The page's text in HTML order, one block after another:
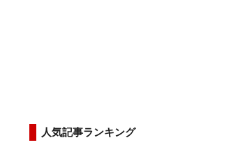
人気記事ランキング